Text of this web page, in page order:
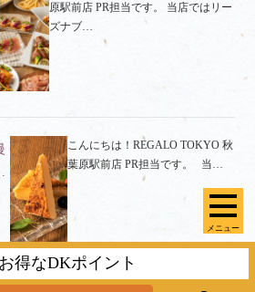
メニュー
原駅前店 PR担当です。 当店ではリー
ズナブ…
こんにちは！REGALO TOKYO 秋
葉原駅前店 PR担当です。 当…
お得なDKポイント